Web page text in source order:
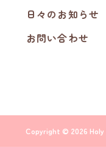
日々のお知らせ
お問い合わせ
Copyright © 2026